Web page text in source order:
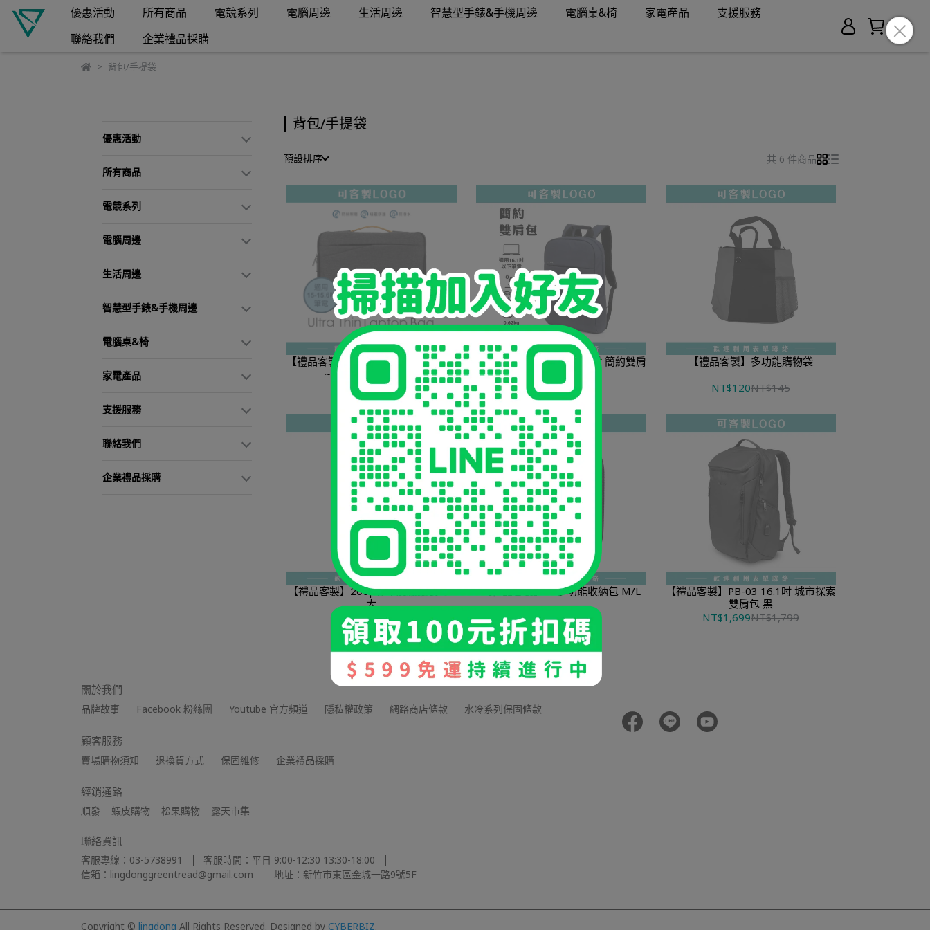
優惠活動 所有商品 電競系列 電腦周邊 生活周邊 智慧型手錶&手機周邊 電腦桌&椅 家電產品
支援服務
聯絡我們
企業禮品採購
背包/手提袋
優惠活動
所有商品
電競系列
電腦周邊
生活周邊
智慧型手錶&手機周邊
電腦桌&椅
家電產品
支援服務
聯絡我們
企業禮品採購
背包/手提袋
預設排序 共 6 件商品
【禮品客製】LTB 深灰筆電包 13.3吋
~14吋/15吋~15.6吋
NT$599NT$699
【禮品客製】PB-01 16.1吋 簡約雙肩
NT$699
【禮品客製】多功能購物袋
NT$120NT$145
【禮品客製】200p赤牛皮紙紙袋 小/
大
NT$25 NT$45
【禮品客製】3C多功能收納包 M/L
NT$189 NT$289
【禮品客製】PB-03 16.1吋 城市探索
雙肩包 黑
NT$1,699NT$1,799
關於我們
品牌故事 Facebook 粉絲團 Youtube 官方頻道 隱私權政策 網路商店條款 水冷系列保固條款
顧客服務
賣場購物須知 退換貨方式 保固維修 企業禮品採購
經銷通路
順發    蝦皮購物    松果購物    露天市集
聯絡資訊
客服專線：03-5738991
客服時間：平日 9:00-12:30 13:30-18:00
信箱：lingdonggreentread@gmail.com
地址：新竹市東區金城一路9號5F
Copyright © lingdong All Rights Reserved. Designed by CYBERBIZ.